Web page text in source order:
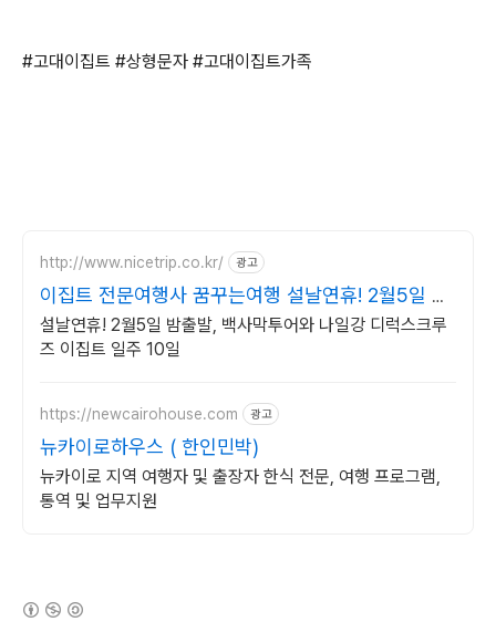
#고대이집트 #상형문자 #고대이집트가족
http://www.nicetrip.co.kr/ 광고
이집트 전문여행사 꿈꾸는여행 설날연휴! 2월5일 밤
출발
설날연휴! 2월5일 밤출발, 백사막투어와 나일강 디럭스크루
즈 이집트 일주 10일
https://newcairohouse.com 광고
뉴카이로하우스 ( 한인민박)
뉴카이로 지역 여행자 및 출장자 한식 전문, 여행 프로그램,
통역 및 업무지원